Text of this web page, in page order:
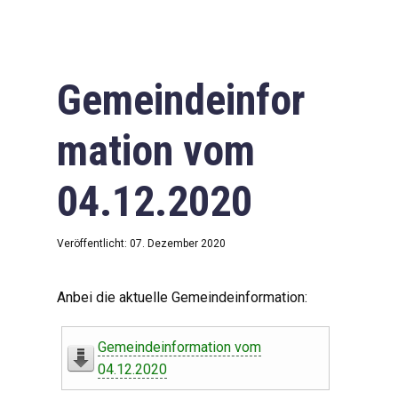
Gemeindeinfor
mation vom
04.12.2020
Veröffentlicht: 07. Dezember 2020
Anbei die aktuelle Gemeindeinformation:
Gemeindeinformation vom
04.12.2020